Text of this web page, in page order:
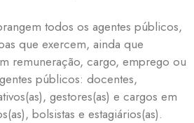
todos os agentes públicos,
que exercem, ainda que
remuneração, cargo, emprego ou
públicos: docentes,
gestores(as) e cargos em
bolsistas e estagiários(as).